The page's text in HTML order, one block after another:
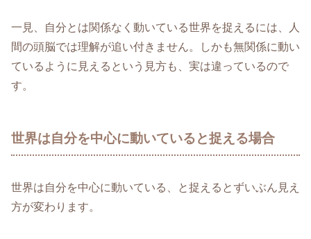
一見、自分とは関係なく動いている世界を捉えるには、人
間の頭脳では理解が追い付きません。しかも無関係に動い
ているように見えるという見方も、実は違っているので
す。
世界は自分を中心に動いていると捉える場合
世界は自分を中心に動いている、と捉えるとずいぶん見え
方が変わります。